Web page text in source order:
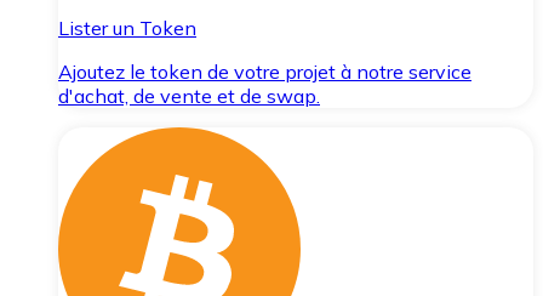
Lister un Token
Ajoutez le token de votre projet à notre service
d'achat, de vente et de swap.